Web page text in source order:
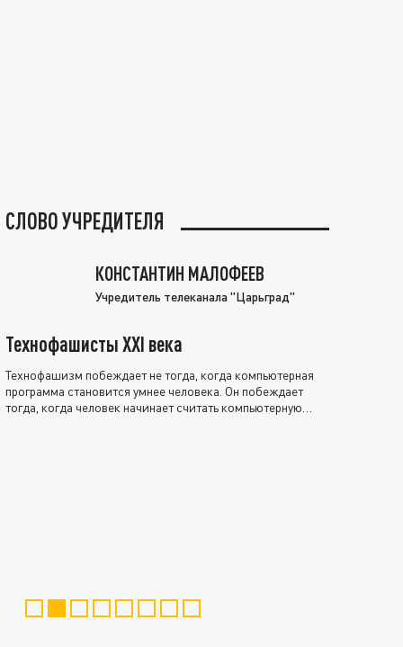
СЛОВО УЧРЕДИТЕЛЯ
КОНСТАНТИН МАЛОФЕЕВ
Учредитель телеканала "Царьград"
Технофашисты XXI века
Технофашизм побеждает не тогда, когда компьютерная
программа становится умнее человека. Он побеждает
тогда, когда человек начинает считать компьютерную